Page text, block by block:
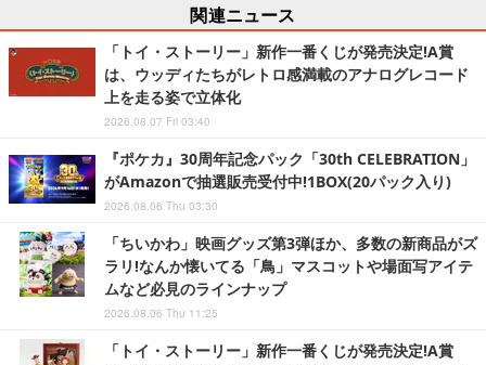
関連ニュース
「トイ・ストーリー」新作一番くじが発売決定!A賞
は、ウッディたちがレトロ感満載のアナログレコード
上を走る姿で立体化
2026.08.07 Fri 03:40
『ポケカ』30周年記念パック「30th CELEBRATION」
がAmazonで抽選販売受付中!1BOX(20パック入り)
2026.08.06 Thu 03:30
「ちいかわ」映画グッズ第3弾ほか、多数の新商品がズ
ラリ!なんか懐いてる「鳥」マスコットや場面写アイテ
ムなど必見のラインナップ
2026.08.06 Thu 11:25
「トイ・ストーリー」新作一番くじが発売決定!A賞